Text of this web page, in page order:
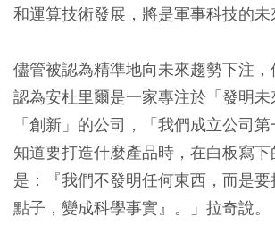
和運算技術發展，將是軍事科技的未
儘管被認為精準地向未來趨勢下注
認為安杜里爾是一家專注於「發明
「創新」的公司，「我們成立公司
知道要打造什麼產品時，在白板寫
是：『我們不發明任何東西，而是
點子，變成科學事實』。」拉奇說。